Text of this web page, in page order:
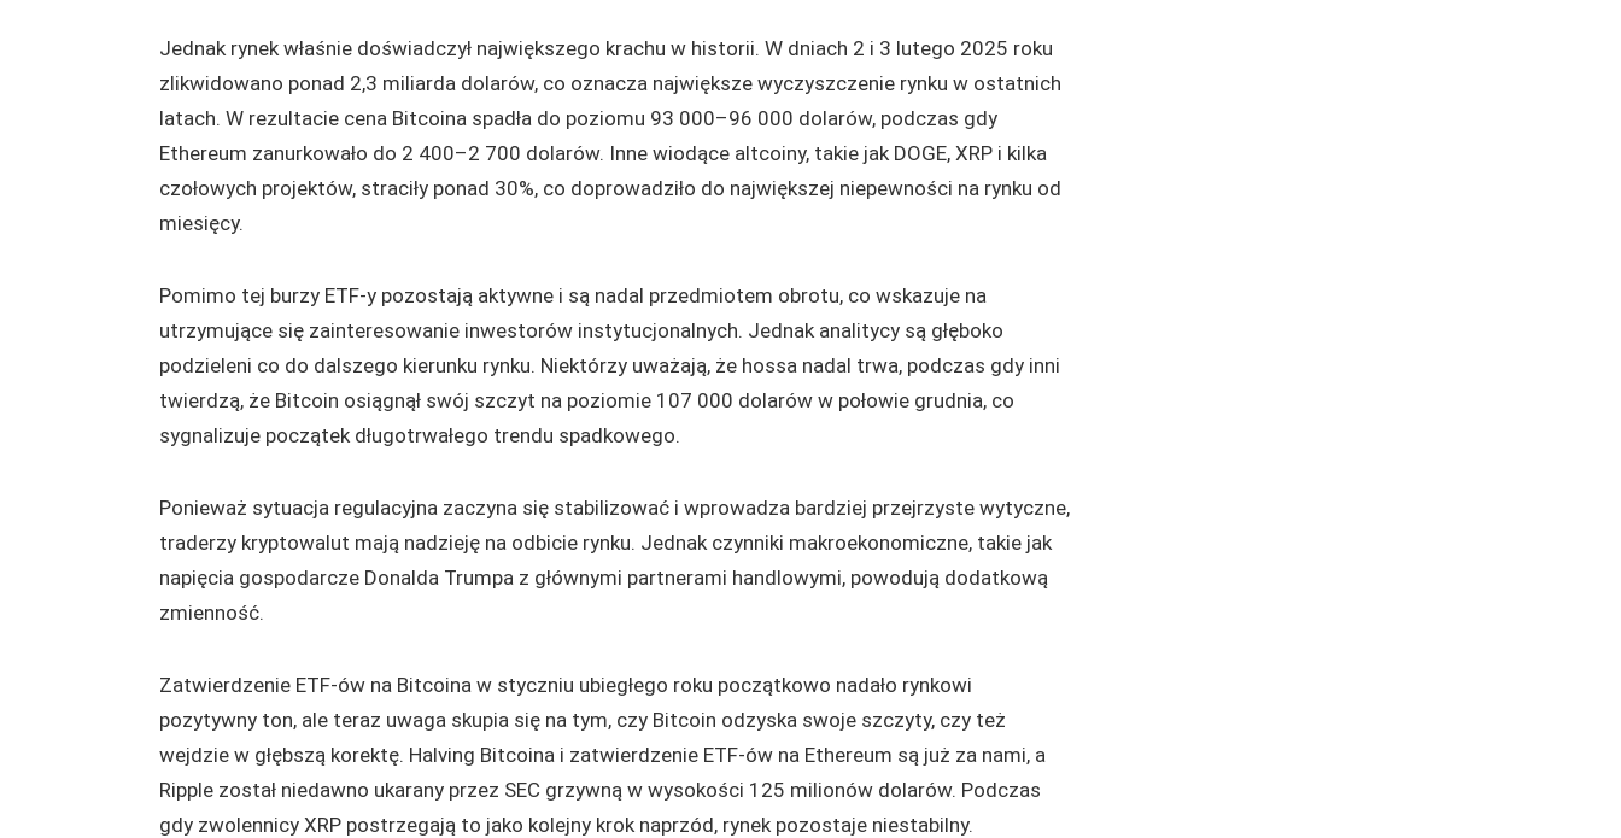
Jednak rynek właśnie doświadczył największego krachu w historii. W dniach 2 i 3 lutego 2025 roku
zlikwidowano ponad 2,3 miliarda dolarów, co oznacza największe wyczyszczenie rynku w ostatnich
latach. W rezultacie cena Bitcoina spadła do poziomu 93 000–96 000 dolarów, podczas gdy
Ethereum zanurkowało do 2 400–2 700 dolarów. Inne wiodące altcoiny, takie jak DOGE, XRP i kilka
czołowych projektów, straciły ponad 30%, co doprowadziło do największej niepewności na rynku od
miesięcy.
Pomimo tej burzy ETF-y pozostają aktywne i są nadal przedmiotem obrotu, co wskazuje na
utrzymujące się zainteresowanie inwestorów instytucjonalnych. Jednak analitycy są głęboko
podzieleni co do dalszego kierunku rynku. Niektórzy uważają, że hossa nadal trwa, podczas gdy inni
twierdzą, że Bitcoin osiągnął swój szczyt na poziomie 107 000 dolarów w połowie grudnia, co
sygnalizuje początek długotrwałego trendu spadkowego.
Ponieważ sytuacja regulacyjna zaczyna się stabilizować i wprowadza bardziej przejrzyste wytyczne,
traderzy kryptowalut mają nadzieję na odbicie rynku. Jednak czynniki makroekonomiczne, takie jak
napięcia gospodarcze Donalda Trumpa z głównymi partnerami handlowymi, powodują dodatkową
zmienność.
Zatwierdzenie ETF-ów na Bitcoina w styczniu ubiegłego roku początkowo nadało rynkowi
pozytywny ton, ale teraz uwaga skupia się na tym, czy Bitcoin odzyska swoje szczyty, czy też
wejdzie w głębszą korektę. Halving Bitcoina i zatwierdzenie ETF-ów na Ethereum są już za nami, a
Ripple został niedawno ukarany przez SEC grzywną w wysokości 125 milionów dolarów. Podczas
gdy zwolennicy XRP postrzegają to jako kolejny krok naprzód, rynek pozostaje niestabilny.